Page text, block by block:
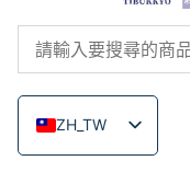
ZH_TW
EN